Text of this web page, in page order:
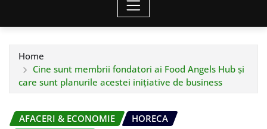
Home
Cine sunt membrii fondatori ai Food Angels Hub și
care sunt planurile acestei inițiative de business
AFACERI & ECONOMIE
HORECA